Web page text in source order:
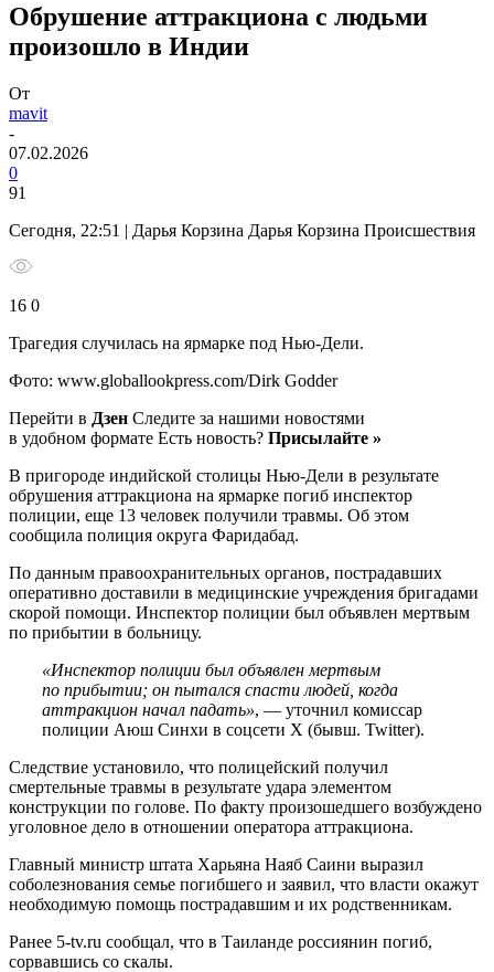
Обрушение аттракциона с людьми
произошло в Индии
От
mavit
-
07.02.2026
0
91
Сегодня, 22:51 | Дарья Корзина Дарья Корзина Происшествия
16 0
Трагедия случилась на ярмарке под Нью-Дели.
Фото: www.globallookpress.com/Dirk Godder
Перейти в Дзен Следите за нашими новостями
в удобном формате Есть новость? Присылайте »
В пригороде индийской столицы Нью-Дели в результате
обрушения аттракциона на ярмарке погиб инспектор
полиции, еще 13 человек получили травмы. Об этом
сообщила полиция округа Фаридабад.
По данным правоохранительных органов, пострадавших
оперативно доставили в медицинские учреждения бригадами
скорой помощи. Инспектор полиции был объявлен мертвым
по прибытии в больницу.
«Инспектор полиции был объявлен мертвым
по прибытии; он пытался спасти людей, когда
аттракцион начал падать», — уточнил комиссар
полиции Аюш Синхи в соцсети X (бывш. Twitter).
Следствие установило, что полицейский получил
смертельные травмы в результате удара элементом
конструкции по голове. По факту произошедшего возбуждено
уголовное дело в отношении оператора аттракциона.
Главный министр штата Харьяна Наяб Саини выразил
соболезнования семье погибшего и заявил, что власти окажут
необходимую помощь пострадавшим и их родственникам.
Ранее 5-tv.ru сообщал, что в Таиланде россиянин погиб,
сорвавшись со скалы.